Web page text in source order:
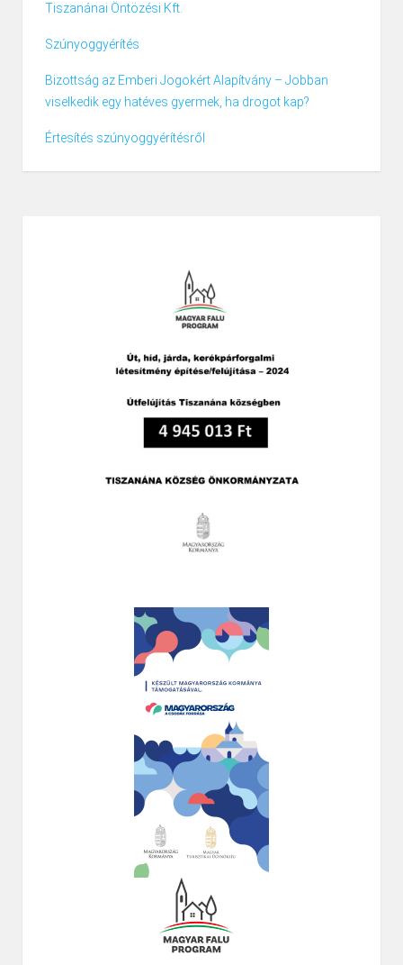
Tiszanánai Öntözési Kft.
Szúnyoggyérítés
Bizottság az Emberi Jogokért Alapítvány – Jobban
viselkedik egy hatéves gyermek, ha drogot kap?
Értesítés szúnyoggyérítésről